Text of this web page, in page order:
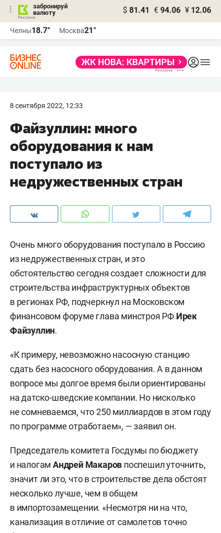
забронируй
валюту
$ 81.41 € 94.06 ¥ 12.06
Челны18.7° Москва21°
8 сентября 2022, 12:33
Файзуллин: много
оборудования к нам
поступало из
недружественных стран
Очень много оборудования поступало в Россию
из недружественных стран, и это
обстоятельство сегодня создает сложности для
строительства инфраструктурных объектов
в регионах РФ, подчеркнул на Московском
финансовом форуме глава минстроя РФ Ирек
Файзуллин.
«К примеру, невозможно насосную станцию
сдать без насосного оборудования. А в данном
вопросе мы долгое время были ориентированы
на датско-шведские компании. Но нисколько
не сомневаемся, что 250 миллиардов в этом году
по программе отработаем», — заявил он.
Председатель комитета Госдумы по бюджету
и налогамАндрей Макаров поспешил уточнить,
значит ли это, что в строительстве дела обстоят
несколько лучше, чем в общем
в импортозамещении. «Несмотря ни на что,
канализация в отличие от самолетов точно